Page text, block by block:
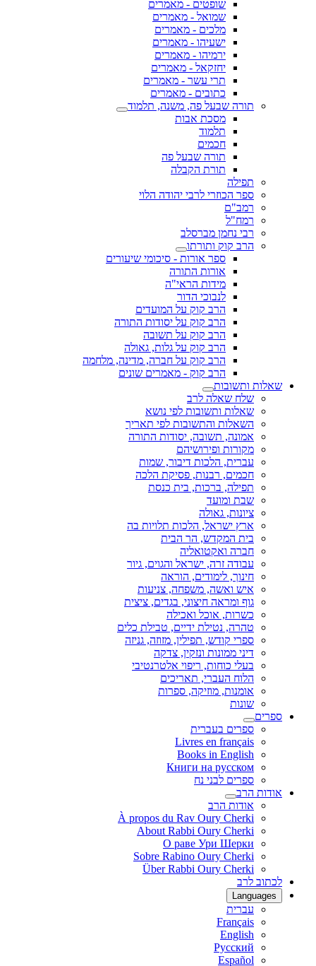
שופטים - מאמרים
שמואל - מאמרים
מלכים - מאמרים
ישעיהו - מאמרים
ירמיהו - מאמרים
יחזקאל - מאמרים
תרי עשר - מאמרים
כתובים - מאמרים
תורה שבעל פה, משנה, תלמוד
מסכת אבות
תלמוד
חכמים
תורה שבעל פה
תורת הקבלה
תפילה
ספר הכוזרי לרבי יהודה הלוי
רמב"ם
רמח"ל
רבי נחמן מברסלב
הרב קוק ותורתו
ספר אורות - סיכומי שיעורים
אורות התורה
מידות הראי"ה
לנבוכי הדור
הרב קוק על המועדים
הרב קוק על יסודות התורה
הרב קוק על תשובה
הרב קוק על גלות, גאולה
הרב קוק על חברה, מדינה, מלחמה
הרב קוק - מאמרים שונים
שאלות ותשובות
שלח שאלה לרב
שאלות ותשובות לפי נושא
השאלות והתשובות לפי תאריך
אמונה, תשובה, יסודות התורה
מקורות ופירושיהם
עברית, הלכות דיבור, שמות
חכמים, רבנות, פסיקת הלכה
תפילה, ברכות, בית כנסת
שבת ומועד
ציונות, גאולה
ארץ ישראל, הלכות תלויות בה
בית המקדש, הר הבית
חברה ואקטואליה
עבודה זרה, ישראל והגוים, גיור
חינוך, לימודים, הוראה
איש ואשה, משפחה, צניעות
גוף ומראה חיצוני, בגדים, ציצית
כשרות, אוכל ואכילה
טהרה, נטילת ידיים, טבילת כלים
ספרי קודש, תפילין, מזוזה, גניזה
דיני ממונות ונזקין, צדקה
בעלי כוחות, ריפוי אלטרנטיבי
הלוח העברי, תאריכים
אומנות, מוזיקה, ספרות
שונות
ספרים
ספרים בעברית
Livres en français
Books in English
Книги на русском
ספרים לבני נח
אודות הרב
אודות הרב
À propos du Rav Oury Cherki
About Rabbi Oury Cherki
О раве Ури Шерки
Sobre Rabino Oury Cherki
Über Rabbi Oury Cherki
לכתוב לרב
Languages
עברית
Français
English
Русский
Español